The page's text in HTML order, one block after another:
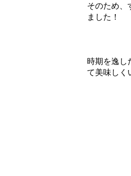
そのため、
ました！
時期を逸し
て美味しく